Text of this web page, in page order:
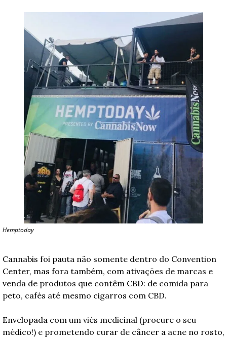
Hemptoday
Cannabis foi pauta não somente dentro do Convention
Center, mas fora também, com ativações de marcas e
venda de produtos que contêm CBD: de comida para
peto, cafés até mesmo cigarros com CBD.
Envelopada com um viés medicinal (procure o seu
médico!) e prometendo curar de câncer a acne no rosto,